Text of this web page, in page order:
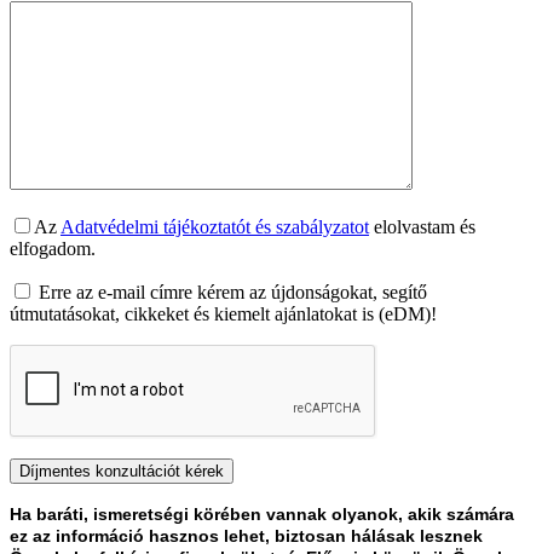
Az Adatvédelmi tájékoztatót és szabályzatot elolvastam és
elfogadom.
Erre az e-mail címre kérem az újdonságokat, segítő
útmutatásokat, cikkeket és kiemelt ajánlatokat is (eDM)!
Ha baráti, ismeretségi körében vannak olyanok, akik számára
ez az információ hasznos lehet, biztosan hálásak lesznek